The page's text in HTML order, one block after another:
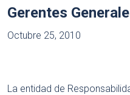
Gerentes
Octubre 25, 2010
La entidad de